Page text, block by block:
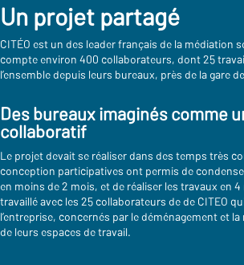
Un projet partagé
CITÉO est un des leader français de la médiation
compte environ 400 collaborateurs, dont 25
l’ensemble depuis leurs bureaux, près de la gare
Des bureaux imaginés comme
collaboratif
Le projet devait se réaliser dans des temps très
conception participatives ont permis de
en moins de 2 mois, et de réaliser les travaux en
travaillé avec les 25 collaborateurs de de CITEO
l’entreprise, concernés par le déménagement et
de leurs espaces de travail.